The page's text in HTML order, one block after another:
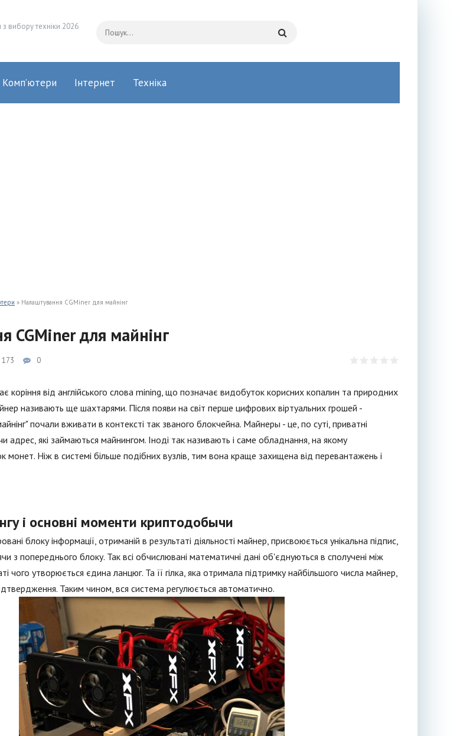
вибору техніки 2026
Комп’ютери Інтернет Техніка
» Налаштування CGMiner для майнінг
CGMiner для майнінг
173 0
коріння від англійського слова mining, що позначає видобуток корисних копалин та природних
називають ще шахтарями. Після появи на світ перше цифрових віртуальних грошей -
почали вживати в контексті так званого блокчейна. Майнеры - це, по суті, приватні
адрес, які займаються майнингом. Іноді так називають і саме обладнання, на якому
монет. Ніж в системі більше подібних вузлів, тим вона краще захищена від перевантажень і
і основні моменти криптодобычи
блоку інформації, отриманій в результаті діяльності майнер, присвоюється унікальна підпис,
з попереднього блоку. Так всі обчислювані математичні дані об'єднуються в сполучені між
чого утворюється єдина ланцюг. Та її гілка, яка отримала підтримку найбільшого числа майнер,
Таким чином, вся система регулюється автоматично.